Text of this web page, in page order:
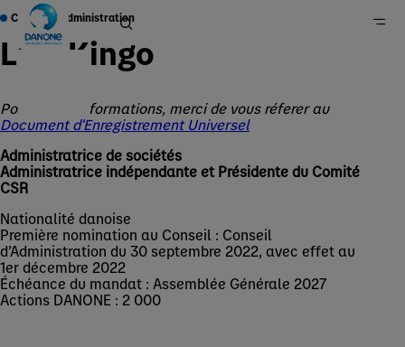
Qui sommes-nous ?
Conseil d'Administration
Lise Kingo
Pour plus d'informations, merci de vous réferer au
Document d'Enregistrement Universel
Administratrice de sociétés
Administratrice indépendante et Présidente du Comité
CSR
Nationalité danoise
Première nomination au Conseil : Conseil
d’Administration du 30 septembre 2022, avec effet au
1er décembre 2022
Échéance du mandat : Assemblée Générale 2027
Actions DANONE : 2 000